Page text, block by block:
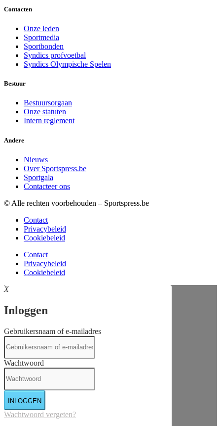
Contacten
Onze leden
Sportmedia
Sportbonden
Syndics profvoetbal
Syndics Olympische Spelen
Bestuur
Bestuursorgaan
Onze statuten
Intern reglement
Andere
Nieuws
Over Sportspress.be
Sportgala
Contacteer ons
© Alle rechten voorbehouden – Sportspress.be
Contact
Privacybeleid
Cookiebeleid
Contact
Privacybeleid
Cookiebeleid
X
Inloggen
Gebruikersnaam of e-mailadres
Wachtwoord
INLOGGEN
Wachtwoord vergeten?